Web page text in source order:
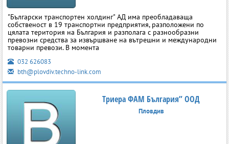
"Български транспортен холдинг" АД има преобладаваща
собственост в 19 транспортни предприятия, разположени по
цялата територия на България и разполага с разнообразни
превозни средства за извършване на вътрешни и международни
товарни превози. В момента
032 626083
bth@plovdiv.techno-link.com
Триера ФАМ България” ООД
Пловдив